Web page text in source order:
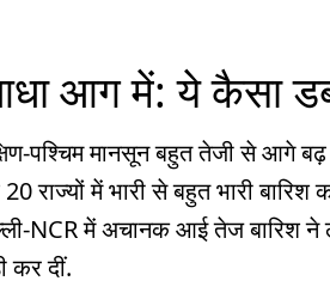
आधा आग में: ये कैसा
पश्चिम मानसून बहुत तेजी से आगे बढ़
में भारी से बहुत भारी बारिश
NCR में अचानक आई तेज बारिश ने
कर दीं.